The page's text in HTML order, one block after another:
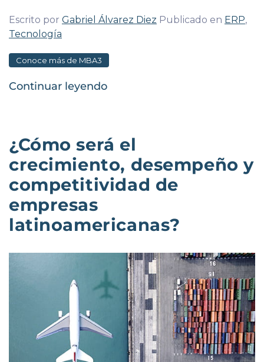
Escrito por Gabriel Álvarez Diez Publicado en ERP,
Tecnología
Conoce más de MBA3
Continuar leyendo
¿Cómo será el
crecimiento, desempeño y
competitividad de
empresas
latinoamericanas?